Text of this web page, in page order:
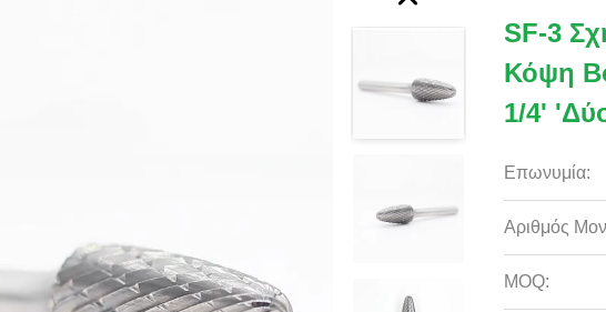
SF-3
Κόψη
1/4'
Επωνυμία:
Αριθμός
MOQ: